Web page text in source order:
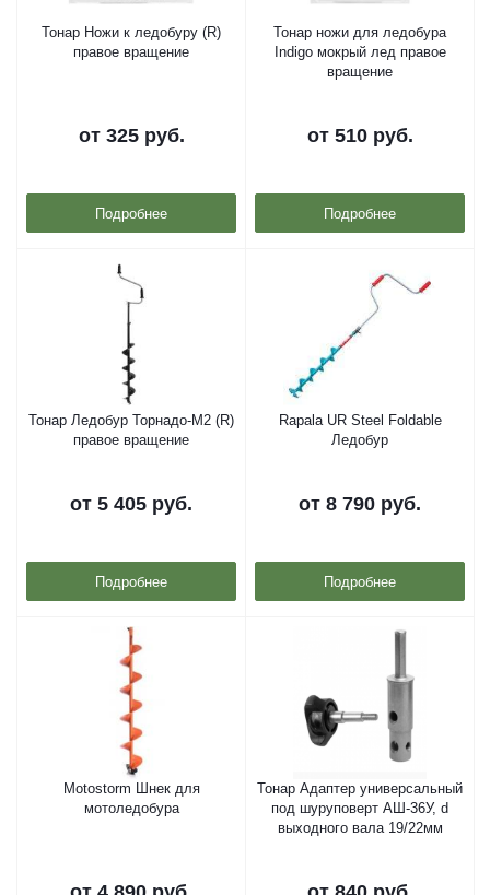
Тонар Ножи к ледобуру (R)
правое вращение
от 325 руб.
Подробнее
Тонар ножи для ледобура
Indigo мокрый лед правое
вращение
от 510 руб.
Подробнее
Тонар Ледобур Торнадо-М2 (R)
правое вращение
от 5 405 руб.
Подробнее
Rapala UR Steel Foldable
Ледобур
от 8 790 руб.
Подробнее
Motostorm Шнек для
мотоледобура
Тонар Адаптер универсальный
под шуруповерт АШ-36У, d
выходного вала 19/22мм